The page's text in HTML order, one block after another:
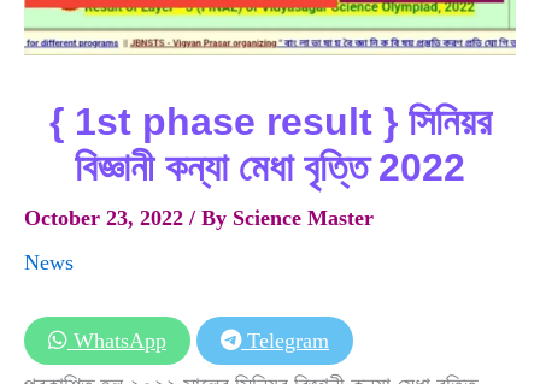
{ 1st phase result } সিনিয়র
বিজ্ঞানী কন্যা মেধা বৃত্তি 2022
October 23, 2022 / By Science Master
News
WhatsApp Telegram